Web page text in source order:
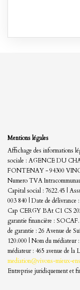
Mentions légales
Affichage des informations
sociale : AGENCE DU
FONTENAY - 94300
Numero TVA
Capital social : 7622.45 |
003 840 | Date de délivrance
Cap CERGY BAt C1 CS
garantie financière : SOCAF.
de garantie : 26 Avenue de
120.000 | Nom du
médiateur : 465 avenue de
mediation@vivons-mieux-
Entreprise juridiquement et